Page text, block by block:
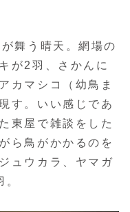
舞う晴天。網場の
が2羽、さかんに
カマシコ（幼鳥ま
す。いい感じであ
東屋で雑談をした
ら鳥がかかるのを
ュウカラ、ヤマガ